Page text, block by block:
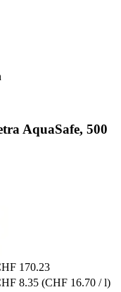
AquaSafe, 500
170.23
8.35 (CHF 16.70 / l)